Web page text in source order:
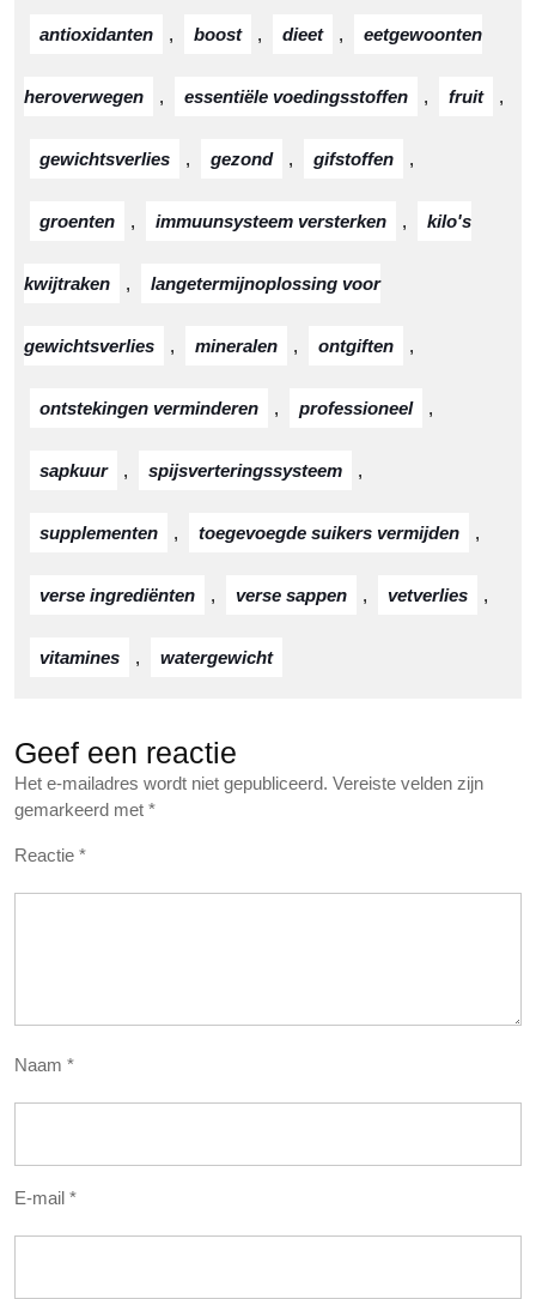
antioxidanten , boost , dieet , eetgewoonten
heroverwegen , essentiële voedingsstoffen , fruit ,
gewichtsverlies , gezond , gifstoffen ,
groenten , immuunsysteem versterken , kilo's
kwijtraken , langetermijnoplossing voor
gewichtsverlies , mineralen , ontgiften ,
ontstekingen verminderen , professioneel ,
sapkuur , spijsverteringssysteem ,
supplementen , toegevoegde suikers vermijden ,
verse ingrediënten , verse sappen , vetverlies ,
vitamines , watergewicht
Geef een reactie
Het e-mailadres wordt niet gepubliceerd. Vereiste velden zijn
gemarkeerd met *
Reactie *
Naam *
E-mail *